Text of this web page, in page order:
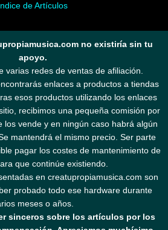
de Artículos
no existiría sin tu
apoyo.
varias redes de ventas de afiliación.
enlaces a productos a tiendas
esos productos utilizando los enlaces
recibimos una pequeña comisión por
los vende y en ningún caso habrá algún
mantendrá el mismo precio. Ser parte
pagar los costes de mantenimiento de
que continúe existiendo.
en creatupropiamusica.com son
probado todo ese hardware durante
meses o años.
sinceros sobre los artículos por los